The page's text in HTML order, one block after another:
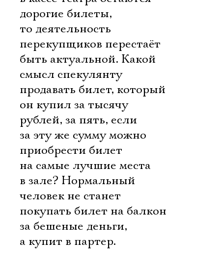
дорогие билеты,
то деятельность
перекупщиков перестаёт
быть актуальной. Какой
смысл спекулянту
продавать билет, который
он купил за тысячу
рублей, за пять, если
за эту же сумму можно
приобрести билет
на самые лучшие места
в зале? Нормальный
человек не станет
покупать билет на балкон
за бешеные деньги,
а купит в партер.